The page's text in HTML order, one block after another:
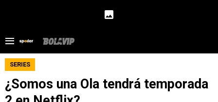
SERIES
¿Somos una Ola tendrá temporada